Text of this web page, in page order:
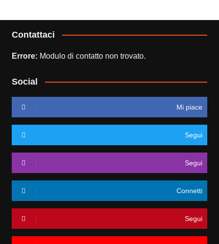
Contattaci
Errore: Modulo di contatto non trovato.
Social
Mi piace
Segui
Segui
Connetti
Segui